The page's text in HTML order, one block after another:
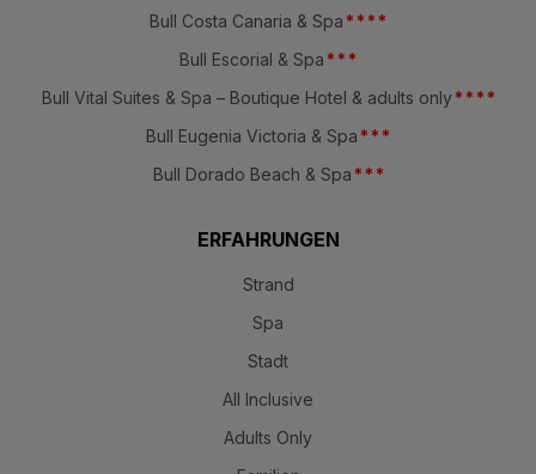
Bull Costa Canaria & Spa * * * *
Bull Escorial & Spa * * *
Bull Vital Suites & Spa – Boutique Hotel & adults only * * * *
Bull Eugenia Victoria & Spa * * *
Bull Dorado Beach & Spa * * *
ERFAHRUNGEN
Strand
Spa
Stadt
All Inclusive
Adults Only